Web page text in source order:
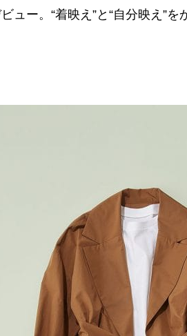
ュー。“着映え”と“自分映え”